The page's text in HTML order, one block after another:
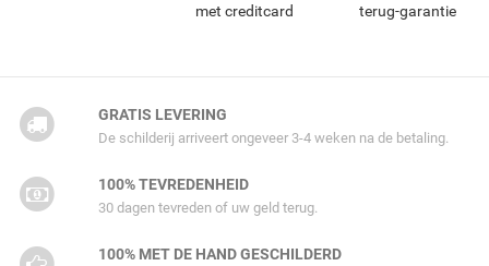
met creditcard
terug-garantie
GRATIS LEVERING
De schilderij arriveert ongeveer 3-4 weken na de betaling.
100% TEVREDENHEID
30 dagen tevreden of uw geld terug.
100% MET DE HAND GESCHILDERD